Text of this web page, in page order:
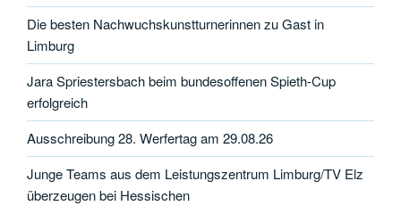
Die besten Nachwuchskunstturnerinnen zu Gast in
Limburg
Jara Spriestersbach beim bundesoffenen Spieth-Cup
erfolgreich
Ausschreibung 28. Werfertag am 29.08.26
Junge Teams aus dem Leistungszentrum Limburg/TV Elz
überzeugen bei Hessischen